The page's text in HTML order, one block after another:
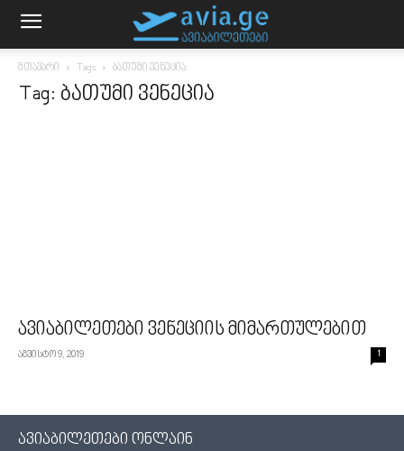
მთავარი Tags ბათუმი ვენეცია
Tag: ბათუმი ვენეცია
ავიაბილეთები ვენეციის მიმართულებით
აგვისტო 9, 2019 1
ავიაბილეთები ონლაინ